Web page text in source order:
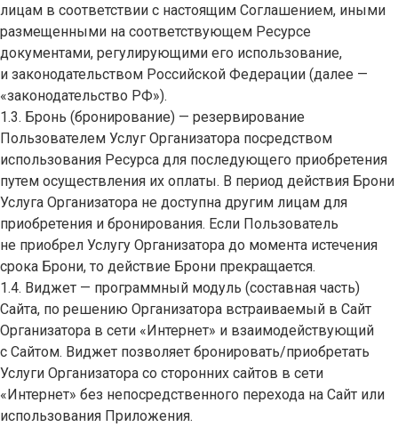
лицам в соответствии с настоящим Соглашением, иными
размещенными на соответствующем Ресурсе
документами, регулирующими его использование,
и законодательством Российской Федерации (далее —
«законодательство РФ»).
1.3. Бронь (бронирование) — резервирование
Пользователем Услуг Организатора посредством
использования Ресурса для последующего приобретения
путем осуществления их оплаты. В период действия Брони
Услуга Организатора не доступна другим лицам для
приобретения и бронирования. Если Пользователь
не приобрел Услугу Организатора до момента истечения
срока Брони, то действие Брони прекращается.
1.4. Виджет — программный модуль (составная часть)
Сайта, по решению Организатора встраиваемый в Сайт
Организатора в сети «Интернет» и взаимодействующий
с Сайтом. Виджет позволяет бронировать/приобретать
Услуги Организатора со сторонних сайтов в сети
«Интернет» без непосредственного перехода на Сайт или
использования Приложения.